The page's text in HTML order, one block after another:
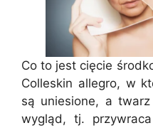
Co to jest cięcie
Colleskin allegro, w
są uniesione, a twarz
wygląd, tj.